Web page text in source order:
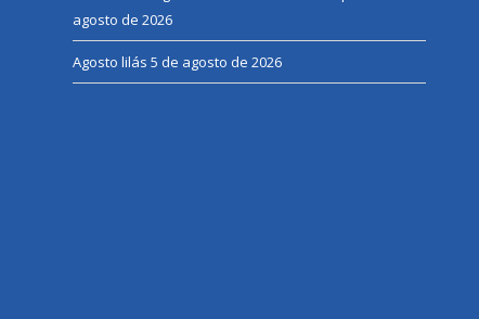
agosto de 2026
Agosto lilás 5 de agosto de 2026